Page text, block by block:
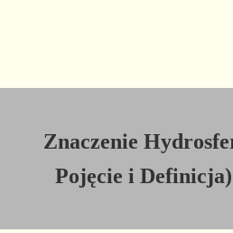
Znaczenie
Pojęcie i